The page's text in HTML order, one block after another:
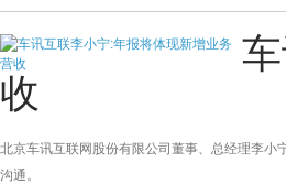
收
北京车讯互联网股份有限公司董事、总经理李
沟通。